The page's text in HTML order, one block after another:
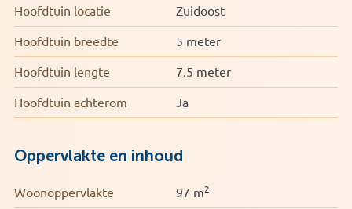
Hoofdtuin locatie Zuidoost
Hoofdtuin breedte 5 meter
Hoofdtuin lengte 7.5 meter
Hoofdtuin achterom Ja
Oppervlakte en inhoud
Woonoppervlakte 97 m2